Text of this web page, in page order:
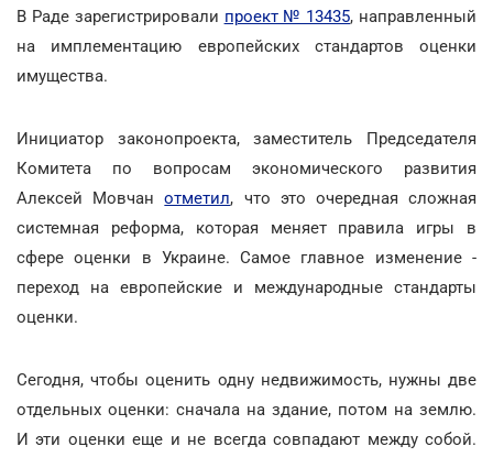
В Раде зарегистрировали проект № 13435, направленный
на имплементацию европейских стандартов оценки
имущества.
Инициатор законопроекта, заместитель Председателя
Комитета по вопросам экономического развития
Алексей Мовчанотметил, что это очередная сложная
системная реформа, которая меняет правила игры в
сфере оценки в Украине. Самое главное изменение -
переход на европейские и международные стандарты
оценки.
Сегодня, чтобы оценить одну недвижимость, нужны две
отдельных оценки: сначала на здание, потом на землю.
И эти оценки еще и не всегда совпадают между собой.